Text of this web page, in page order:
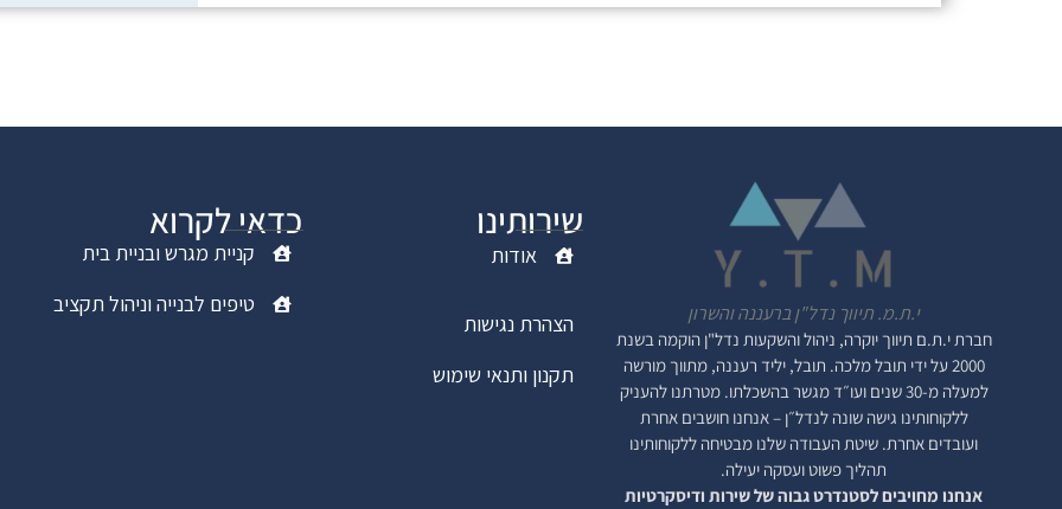
י.ת.מ. תיווך נדל"ן ברעננה והשרון
חברת י.ת.ם תיווך יוקרה, ניהול והשקעות נדל"ןהוקמה בשנת
2000 על ידי תובל מלכה. תובל, יליד רעננה, מתווך מורשה
למעלה מ-30 שנים ועו״ד מגשר בהשכלתו. מטרתנו להעניק
ללקוחותינו גישה שונה לנדל״ן – אנחנו חושבים אחרת
ועובדים אחרת. שיטת העבודה שלנו מבטיחה ללקוחותינו
תהליך פשוט ועסקה יעילה.
אנחנו מחויבים לסטנדרט גבוה של שירות ודיסקרטיות
שירותינו
אודות
הצהרת נגישות
תקנון ותנאי שימוש
כדאי לקרוא
קניית מגרש ובניית בית
טיפים לבנייה וניהול תקציב